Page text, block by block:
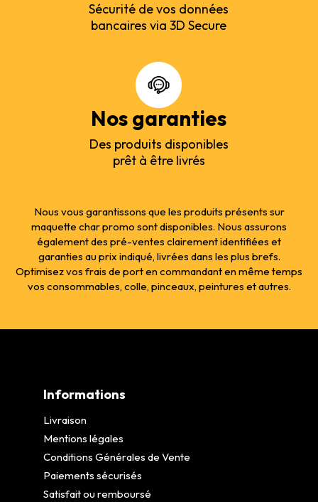
Sécurité de vos données
bancaires via 3D Secure
Nos garanties
Des produits disponibles
prêt à être livrés
Nous vous garantissons que les produits présents sur
maquette char promo sont disponibles. Nous assurons
également des pré-ventes clairement identifiées et
garanties au prix indiqué, livrées dans les plus brefs.
Optimisez vos frais de port en commandant en même temps
vos consommables, colle, pinceaux, peintures et autres.
Informations
Livraison
Mentions légales
Conditions Générales de Vente
Paiements sécurisés
Satisfait ou remboursé